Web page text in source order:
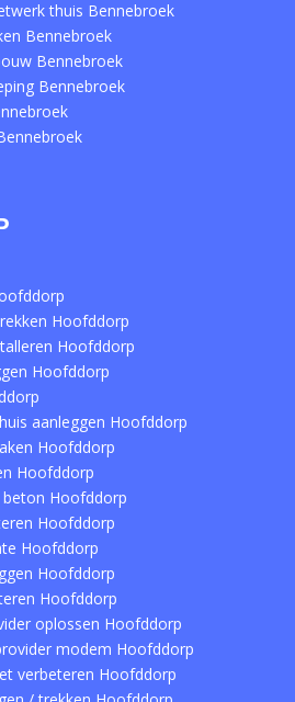
thuis Bennebroek
Bennebroek
Bennebroek
Bennebroek
Hoofddorp
Hoofddorp
Hoofddorp
aanleggen Hoofddorp
Hoofddorp
Hoofddorp
Hoofddorp
Hoofddorp
Hoofddorp
Hoofddorp
Hoofddorp
oplossen Hoofddorp
modem Hoofddorp
verbeteren Hoofddorp